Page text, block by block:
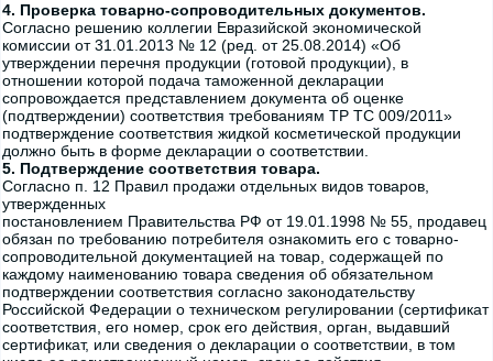
4. Проверка товарно-сопроводительных документов.
Согласно решению коллегии Евразийской экономической
комиссии от 31.01.2013 № 12 (ред. от 25.08.2014) «Об
утверждении перечня продукции (готовой продукции), в
отношении которой подача таможенной декларации
сопровождается представлением документа об оценке
(подтверждении) соответствия требованиям TP ТС 009/2011»
подтверждение соответствия жидкой косметической продукции
должно быть в форме декларации о соответствии.
5. Подтверждение соответствия товара.
Согласно п. 12 Правил продажи отдельных видов товаров,
утвержденных
постановлением Правительства РФ от 19.01.1998 № 55, продавец
обязан по требованию потребителя ознакомить его с товарно-
сопроводительной документацией на товар, содержащей по
каждому наименованию товара сведения об обязательном
подтверждении соответствия согласно законодательству
Российской Федерации о техническом регулировании (сертификат
соответствия, его номер, срок его действия, орган, выдавший
сертификат, или сведения о декларации о соответствии, в том